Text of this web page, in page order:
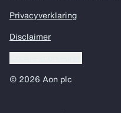
Privacyverklaring
Disclaimer
© 2026 Aon plc